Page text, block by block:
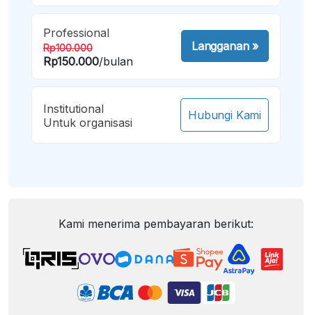
Professional
Rp100.000
Rp150.000/bulan
Langganan»
Institutional
Untuk organisasi
Hubungi Kami
Kami menerima pembayaran berikut: